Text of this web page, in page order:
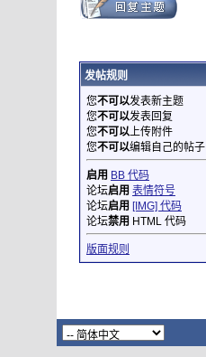
发帖规则
您不可以发表新主题
您不可以发表回复
您不可以上传附件
您不可以编辑自己的帖子
启用 BB 代码
论坛启用 表情符号
论坛启用 [IMG] 代码
论坛禁用 HTML 代码
版面规则